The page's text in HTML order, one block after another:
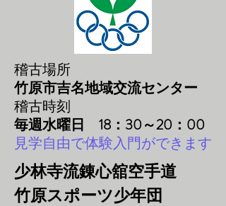
稽古場所
竹原市吉名地域交流センター
稽古時刻
毎週水曜日 18：30～20：00
見学自由で体験入門ができます
少林寺流錬心舘空手道
竹原スポーツ少年団